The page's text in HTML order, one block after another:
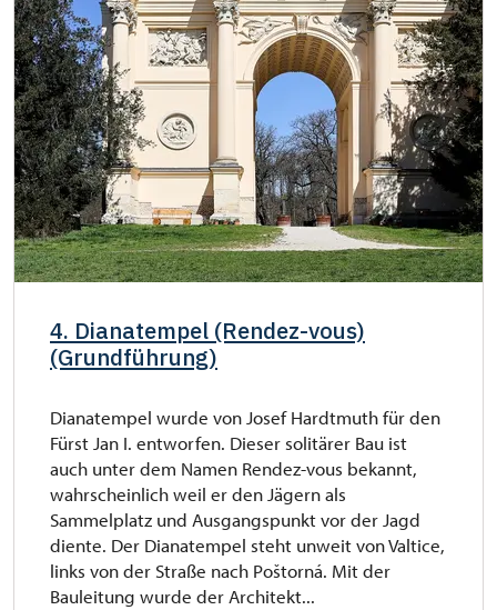
4. Dianatempel (Rendez-vous)
(Grundführung)
Dianatempel wurde von Josef Hardtmuth für den
Fürst Jan I. entworfen. Dieser solitärer Bau ist
auch unter dem Namen Rendez-vous bekannt,
wahrscheinlich weil er den Jägern als
Sammelplatz und Ausgangspunkt vor der Jagd
diente. Der Dianatempel steht unweit von Valtice,
links von der Straße nach Poštorná. Mit der
Bauleitung wurde der Architekt...